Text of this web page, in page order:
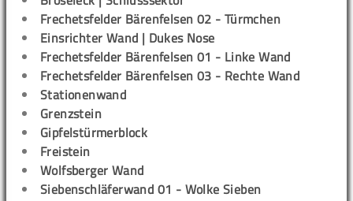
Frechetsfelder Bärenfelsen 02 - Türmchen
Einsrichter Wand | Dukes Nose
Frechetsfelder Bärenfelsen 01 - Linke Wand
Frechetsfelder Bärenfelsen 03 - Rechte Wand
Stationenwand
Grenzstein
Gipfelstürmerblock
Freistein
Wolfsberger Wand
Siebenschläferwand 01 - Wolke Sieben